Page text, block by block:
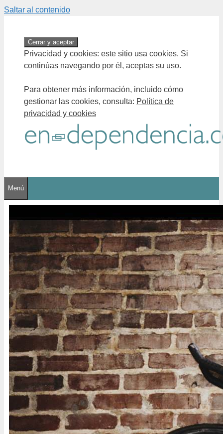
Saltar al contenido
Privacidad y cookies: este sitio usa cookies. Si
continúas navegando por él, aceptas su uso.
Para obtener más información, incluido cómo
gestionar las cookies, consulta: Política de
privacidad y cookies
Menú